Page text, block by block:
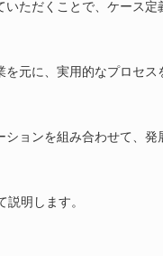
いただくことで、ケース
を元に、実用的なプロセ
ションを組み合わせて、
明します。